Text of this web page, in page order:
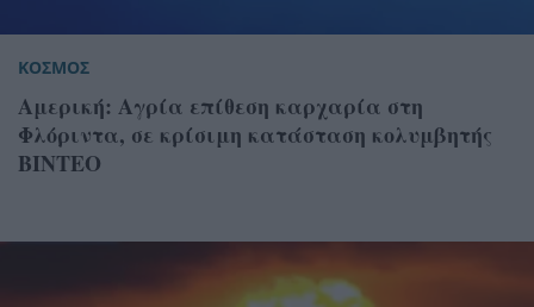
ΚΟΣΜΟΣ
Αμερική: Αγρία επίθεση καρχαρία στη
Φλόριντα, σε κρίσιμη κατάσταση κολυμβητής
ΒΙΝΤΕΟ